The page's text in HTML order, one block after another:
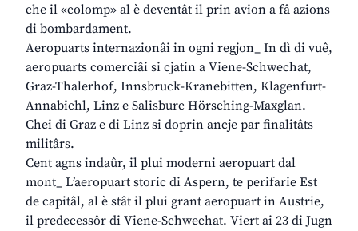
che il «colomp» al è deventât il prin avion a fâ azions
di bombardament.
Aeropuarts internazionâi in ogni regjon_ In dì di vuê,
aeropuarts comerciâi si cjatin a Viene-Schwechat,
Graz-Thalerhof, Innsbruck-Kranebitten, Klagenfurt-
Annabichl, Linz e Salisburc Hörsching-Maxglan.
Chei di Graz e di Linz si doprin ancje par finalitâts
militârs.
Cent agns indaûr, il plui moderni aeropuart dal
mont_ L’aeropuart storic di Aspern, te perifarie Est
de capitâl, al è stât il plui grant aeropuart in Austrie,
il predecessôr di Viene-Schwechat. Viert ai 23 di Jugn